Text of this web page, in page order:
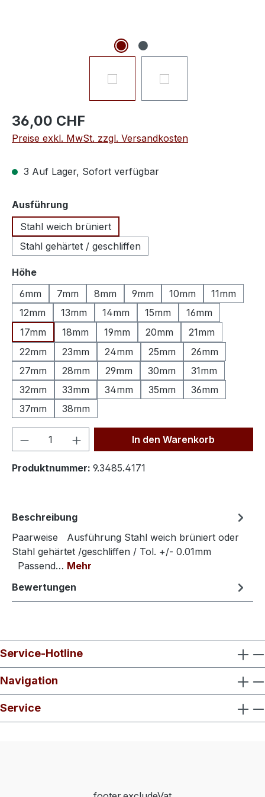
36,00 CHF
Preise exkl. MwSt. zzgl. Versandkosten
3 Auf Lager, Sofort verfügbar
Ausführungauswählen
Stahl weich brüniert
Stahl gehärtet / geschliffen
Höheauswählen
6mm
7mm 8mm 9mm 10mm
11mm
12mm
13mm 14mm 15mm
16mm
17mm
18mm 19mm 20mm
21mm
22mm
23mm 24mm 25mm
26mm
27mm
28mm 29mm 30mm
31mm
32mm
33mm 34mm 35mm
36mm
37mm
38mm
Produkt Anzahl: Gib denIn den Warenkorb
Produktnummer: 9.3485.4171
Beschreibung
Paarweise Ausführung Stahl weich brüniert oder
Stahl gehärtet /geschliffen / Tol. +/- 0.01mm
Passend… Mehr
Bewertungen
Service-Hotline
Navigation
Service